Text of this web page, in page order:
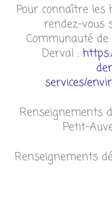
Pour connaître les
rendez-vous
Communauté
Derval :
services/
Renseignements
Petit-
Renseignements